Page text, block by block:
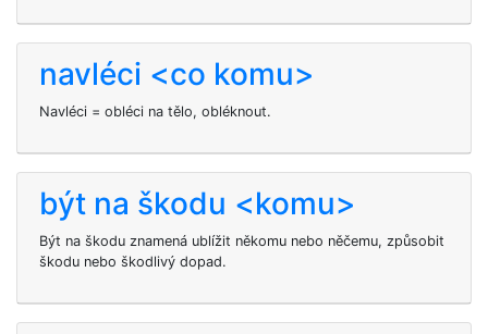
navléci <co komu>
Navléci = obléci na tělo, obléknout.
být na škodu <komu>
Být na škodu znamená ublížit někomu nebo něčemu, způsobit
škodu nebo škodlivý dopad.